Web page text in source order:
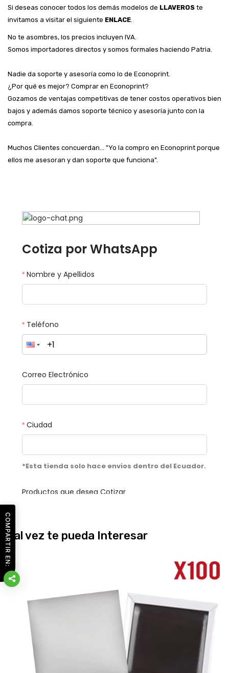
Si deseas conocer todos los demás modelos de LLAVEROS te
invitamos a visitar el siguiente ENLACE.
No te asombres, los precios incluyen IVA.
Somos importadores directos y somos formales haciendo Patria.
Nadie da soporte y asesoría como lo de Econoprint.
¿Por qué es mejor? Comprar en Econoprint?
Gozamos de ventajas competitivas de tener costos operativos bien
bajos y además damos soporte técnico y asesoría junto con la
compra.
Muchos Clientes concuerdan... "Yo la compro en Econoprint porque
ellos me asesoran y dan soporte que funciona".
Tal vez te pueda Interesar
COMPARTIR EN: